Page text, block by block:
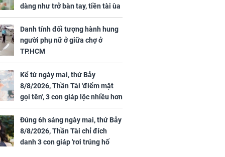
đối tượng
ở
dàng như trở bàn tay, tiền tài ùa
tới, ngồi không lộc cũng đến,
phú quý theo tới già
Danh tính đối tượng hành hung
người phụ nữ ở giữa chợ ở
TP.HCM
Kể từ ngày mai, thứ Bảy
8/8/2026, Thần Tài 'điểm mặt
gọi tên', 3 con giáp lộc nhiều hơn
sông, tài vận sáng như trăng
Rằm, chính thức hết khổ
Đúng 6h sáng ngày mai, thứ Bảy
8/8/2026, Thần Tài chỉ đích
danh 3 con giáp 'rơi trúng hố